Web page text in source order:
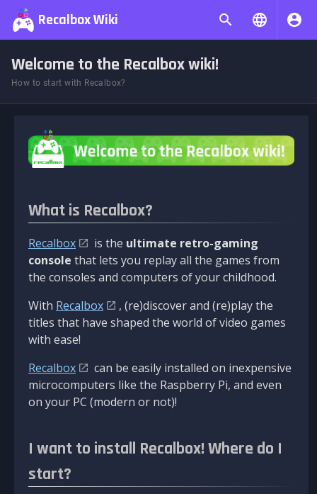
Recalbox Wiki
Welcome to the Recalbox wiki!
How to start with Recalbox?
What is Recalbox?
Recalbox is the ultimate retro-gaming
console that lets you replay all the games from
the consoles and computers of your childhood.
With Recalbox
, (re)discover and (re)play the
titles that have shaped the world of video games
with ease!
Recalbox
can be easily installed on inexpensive
microcomputers like the Raspberry Pi, and even
on your PC (modern or not)!
I want to install Recalbox! Where do I
start?